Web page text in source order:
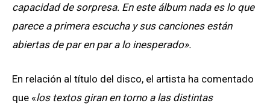
capacidad de sorpresa. En este álbum nada es lo que
parece a primera escucha y sus canciones están
abiertas de par en par a lo inesperado».
En relación al título del disco, el artista ha comentado
que «los textos giran en torno a las distintas